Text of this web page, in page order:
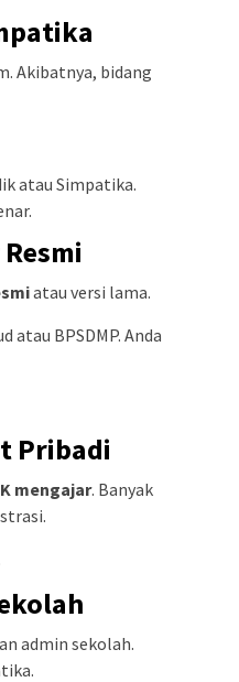
Akibatnya, bidang
atau Simpatika.
atau versi lama.
BPSDMP. Anda
Pribadi
mengajar. Banyak
admin sekolah.